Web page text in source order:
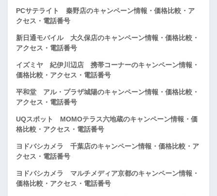
PCサテライト 秦野店のキャンペーン情報・価格比較・ア
クセス・電話番号
新日通モバイル 大久保店のキャンペーン情報・価格比較・
アクセス・電話番号
イズミヤ 紀伊川辺店 携帯コーナーのキャンペーン情報・
価格比較・アクセス・電話番号
平和堂 アル・プラザ城陽のキャンペーン情報・価格比較・
アクセス・電話番号
UQスポット MOMOテラス六地蔵のキャンペーン情報・価
格比較・アクセス・電話番号
ヨドバシカメラ 千葉店のキャンペーン情報・価格比較・ア
クセス・電話番号
ヨドバシカメラ マルチメディア京都のキャンペーン情報・
価格比較・アクセス・電話番号